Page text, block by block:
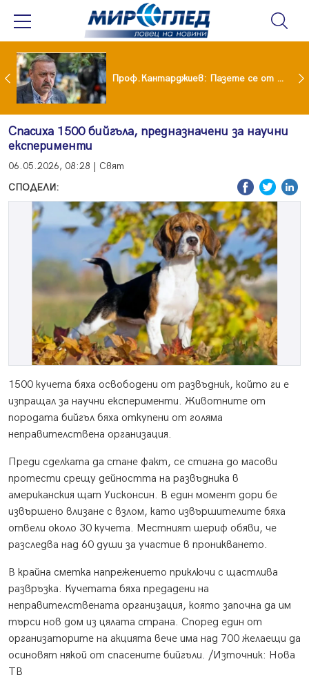
килограмова жена! Искаше бърза печалба... Проф.Кантарджиев: Пазете се от комарите и полово предаваните инфекции
Спасиха 1500 бийгъла, предназначени за научни
експерименти
06.05.2026, 08:28 | Свят
СПОДЕЛИ:
1500 кучета бяха освободени от развъдник, който ги е
изпращал за научни експерименти. Животните от
породата бийгъл бяха откупени от голяма
неправителствена организация.
Преди сделката да стане факт, се стигна до масови
протести срещу дейността на развъдника в
американския щат Уисконсин. В един момент дори бе
извършено влизане с взлом, като извършителите бяха
отвели около 30 кучета. Местният шериф обяви, че
разследва над 60 души за участие в проникването.
В крайна сметка напрежението приключи с щастлива
развръзка. Кучетата бяха предадени на
неправителствената организация, която започна да им
търси нов дом из цялата страна. Според един от
организаторите на акцията вече има над 700 желаещи да
осиновят някой от спасените бийгъли. /Източник: Нова
ТВ